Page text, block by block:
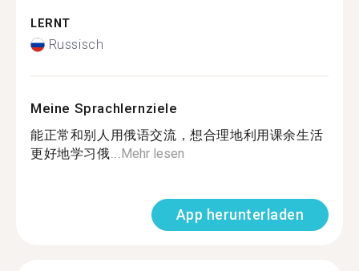
LERNT
Russisch
Meine Sprachlernziele
能正常和别人用俄语交流，想合理地利用课余生活
更好地学习俄...Mehr lesen
App herunterladen